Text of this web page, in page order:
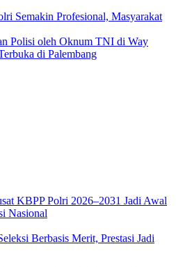
Semakin Profesional, Masyarakat
Polisi oleh Oknum TNI di Way
di Palembang
KBPP Polri 2026–2031 Jadi Awal
Nasional
Berbasis Merit, Prestasi Jadi